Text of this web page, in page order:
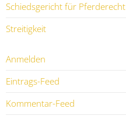
Schiedsgericht für Pferderecht
Streitigkeit
Anmelden
Eintrags-Feed
Kommentar-Feed